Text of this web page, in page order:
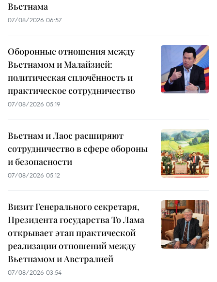
Вьетнама
07/08/2026 06:57
Оборонные отношения между
Вьетнамом и Малайзией:
политическая сплочённость и
практическое сотрудничество
07/08/2026 05:19
Вьетнам и Лаос расширяют
сотрудничество в сфере обороны
и безопасности
07/08/2026 05:12
Визит Генерального секретаря,
Президента государства То Лама
открывает этап практической
реализации отношений между
Вьетнамом и Австралией
07/08/2026 03:54